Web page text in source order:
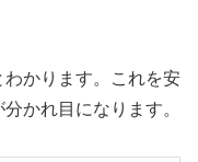
かります。これを安
かれ目になります。